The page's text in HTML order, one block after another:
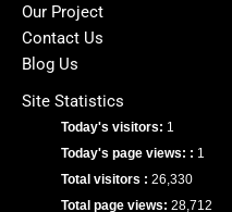
Our Project
Contact Us
Blog Us
Site Statistics
Today's visitors: 1
Today's page views: : 1
Total visitors : 26,330
Total page views: 28,712